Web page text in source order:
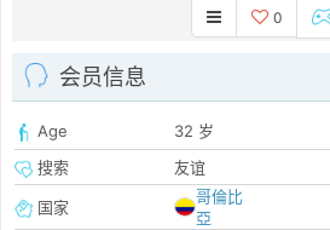
0
会员信息
Age
32 岁
搜索
友谊
国家
哥倫比
亞